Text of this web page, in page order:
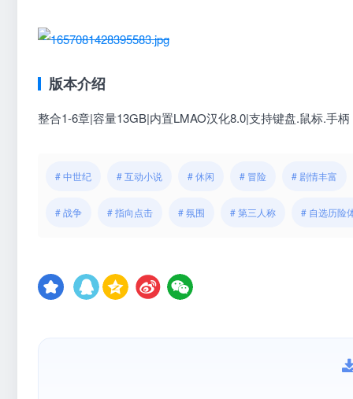
版本介绍
整合1-6章|容量13GB|内置LMAO汉化8.0|支持键盘.鼠标.手柄
# 中世纪 # 互动小说 # 休闲 # 冒险 # 剧情丰富
# 战争 # 指向点击 # 氛围 # 第三人称 # 自选历险